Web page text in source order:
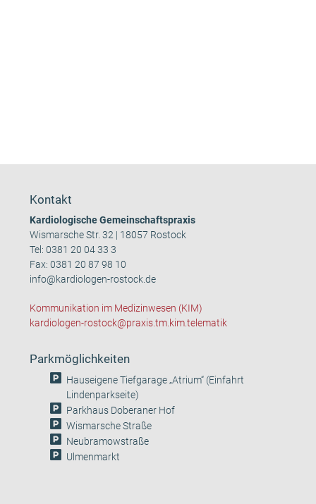
Kontakt
Kardiologische Gemeinschaftspraxis
Wismarsche Str. 32 | 18057 Rostock
Tel:0381 20 04 33 3
Fax: 0381 20 87 98 10
info@kardiologen-rostock.de
Kommunikation im Medizinwesen (KIM)
kardiologen-rostock@praxis.tm.kim.telematik
Parkmöglichkeiten
Hauseigene Tiefgarage „Atrium“ (Einfahrt
Lindenparkseite)
Parkhaus Doberaner Hof
Wismarsche Straße
Neubramowstraße
Ulmenmarkt